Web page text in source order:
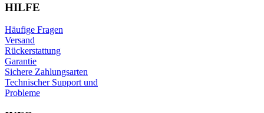
HILFE
Häufige Fragen
Versand
Rückerstattung
Garantie
Sichere Zahlungsarten
Technischer Support und
Probleme